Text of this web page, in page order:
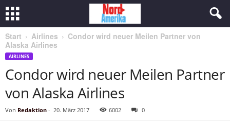
Start Airlines
Condor wird neuer Meilen Partner von
Alaska Airlines
AIRLINES
Condor wird neuer Meilen Partner
von Alaska Airlines
Von Redaktion - 20. März 2017 6002 0